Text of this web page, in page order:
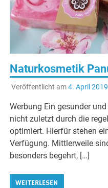
Naturkosmetik
Veröffentlicht am4. April 2019
Werbung Ein gesunder
nicht zuletzt durch die
optimiert. Hierfür stehen
Verfügung. Mittlerweile
besonders begehrt, […]
WEITERLESEN